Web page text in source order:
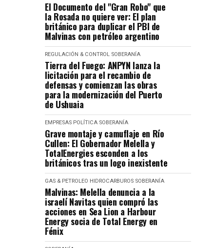
El Documento del "Gran Robo" que
la Rosada no quiere ver: El plan
británico para duplicar el PBI de
Malvinas con petróleo argentino
REGULACIÓN & CONTROL SOBERANÍA
Tierra del Fuego: ANPYN lanza la
licitación para el recambio de
defensas y comienzan las obras
para la modernización del Puerto
de Ushuaia
EMPRESAS POLÍTICA SOBERANÍA
Grave montaje y camuflaje en Río
Cullen: El Gobernador Melella y
TotalEnergies esconden a los
británicos tras un logo inexistente
GAS & PETROLEO HIDROCARBUROS SOBERANÍA
Malvinas: Melella denuncia a la
israelí Navitas quien compró las
acciones en Sea Lion a Harbour
Energy socia de Total Energy en
Fénix